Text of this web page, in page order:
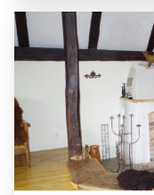
Figura
Znajdująca się na